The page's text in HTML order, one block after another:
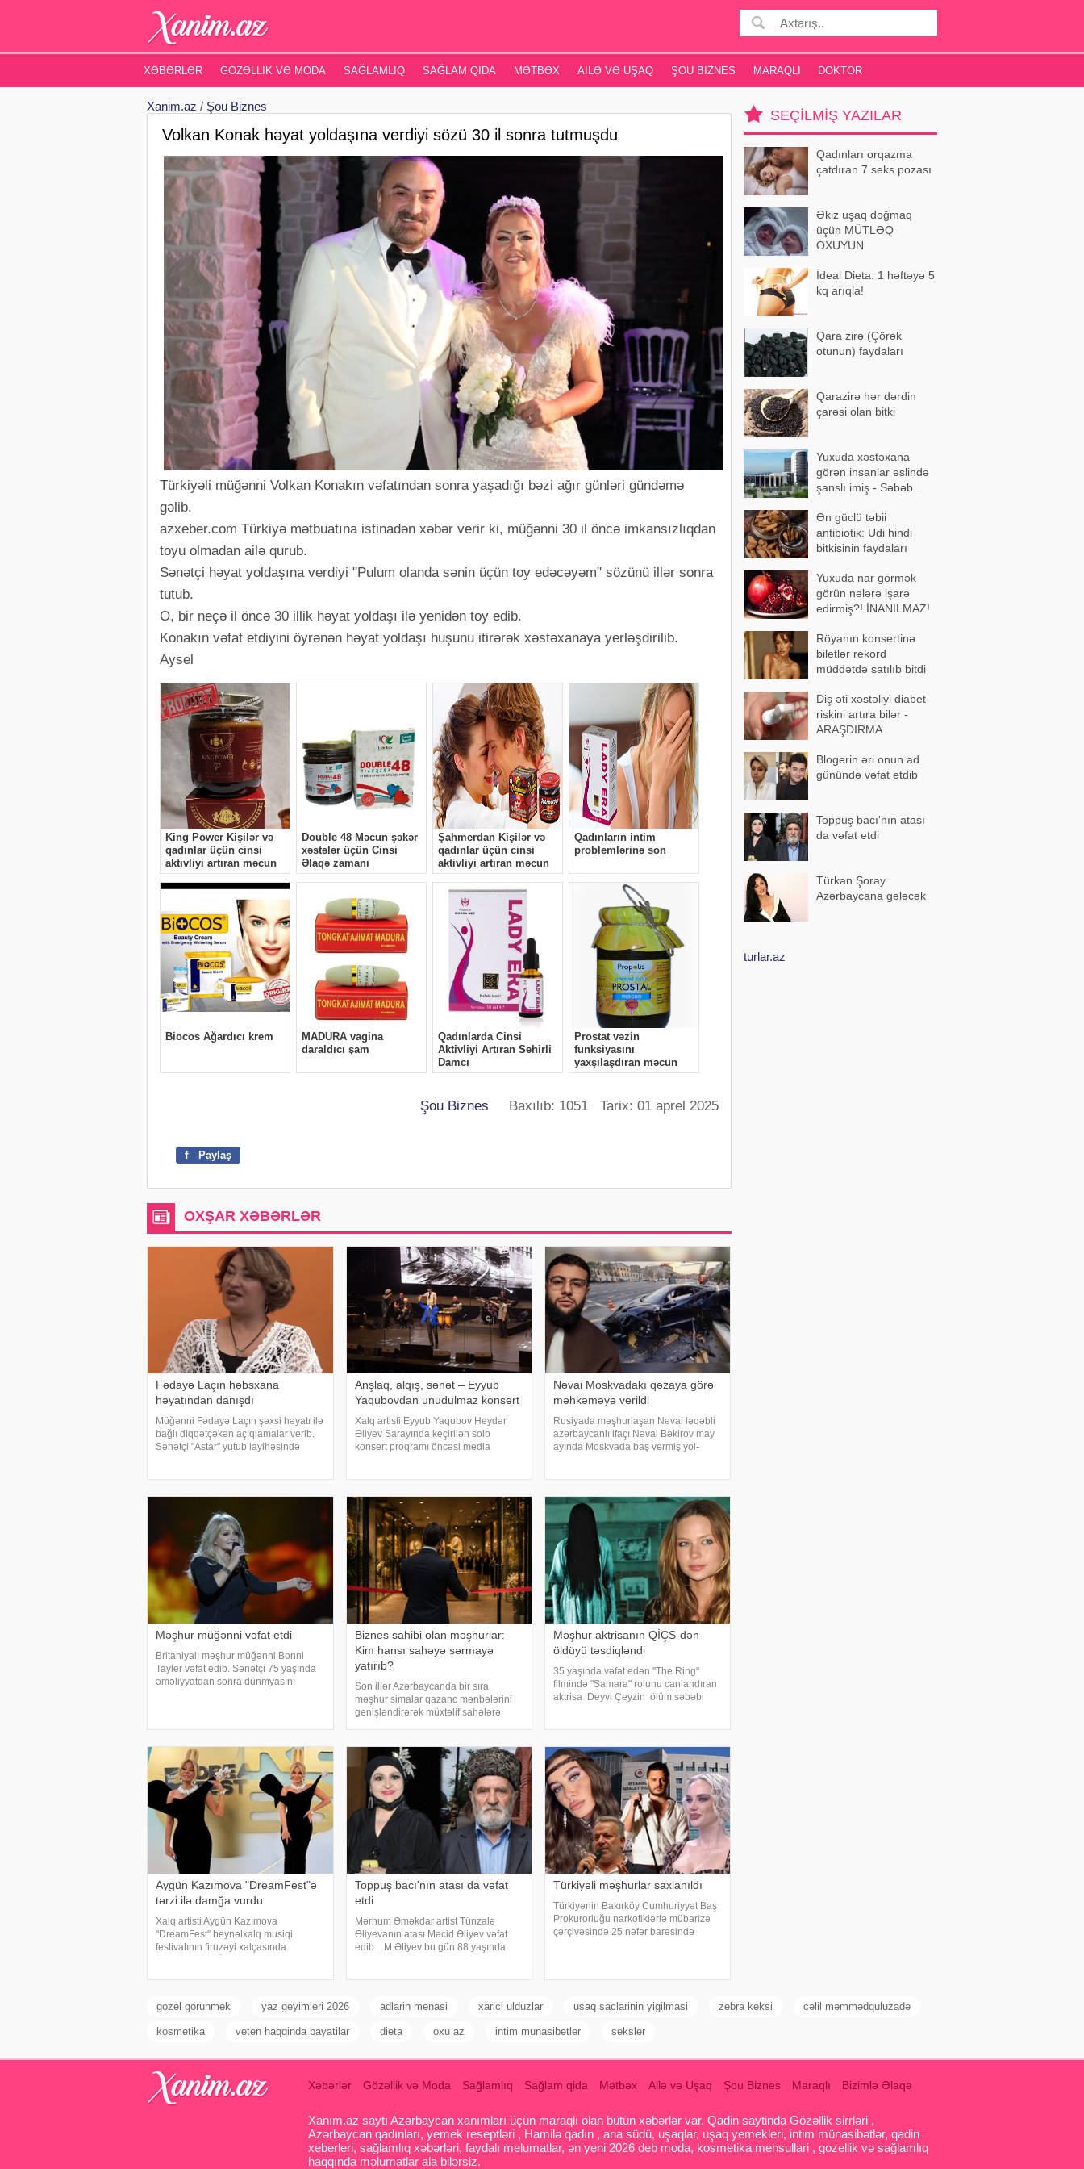
XƏBƏRLƏR GÖZƏLLIK VƏ MODA SAĞLAMLIQ SAĞLAM QIDA MƏTBƏX AILƏ VƏ UŞAQ ŞOU BIZNES MARAQLI DOKTOR
Xanim.az / Şou Biznes
Volkan Konak həyat yoldaşına verdiyi sözü 30 il sonra tutmuşdu
Türkiyəli müğənni Volkan Konakın vəfatından sonra yaşadığı bəzi ağır günləri gündəmə
gəlib.
azxeber.com Türkiyə mətbuatına istinadən xəbər verir ki, müğənni 30 il öncə imkansızlıqdan
toyu olmadan ailə qurub.
Sənətçi həyat yoldaşına verdiyi "Pulum olanda sənin üçün toy edəcəyəm" sözünü illər sonra
tutub.
O, bir neçə il öncə 30 illik həyat yoldaşı ilə yenidən toy edib.
Konakın vəfat etdiyini öyrənən həyat yoldaşı huşunu itirərək xəstəxanaya yerləşdirilib.
Aysel
Şou Biznes Baxılıb: 1051 Tarix: 01 aprel 2025
f Paylaş
OXŞAR XƏBƏRLƏR
Fədayə Laçın həbsxana
həyatından danışdı
Müğənni Fədayə Laçın şəxsi həyatı ilə
bağlı diqqətçəkən açıqlamalar verib.
Sənətçi "Astar" yutub layihəsində
valideynlər
Anşlaq, alqış, sənət – Eyyub
Yaqubovdan unudulmaz konsert
Xalq artisti Eyyub Yaqubov Heydər
Əliyev Sarayında keçirilən solo
konsert proqramı öncəsi media
sənətkarın sözlərin
Nəvai Moskvadakı qəzaya görə
məhkəməyə verildi
Rusiyada məşhurlaşan Nəvai ləqəbli
azərbaycanlı ifaçı Nəvai Bəkirov may
ayında Moskvada baş vermiş yol-
məlumat yayıb
Məşhur müğənni vəfat etdi
Britaniyalı məşhur müğənni Bonni
Tayler vəfat edib. Sənətçi 75 yaşında
əməliyyatdan sonra dünmyasını
Biznes sahibi olan məşhurlar:
Kim hansı sahəyə sərmayə
yatırıb?
Son illər Azərbaycanda bir sıra
məşhur simalar qazanc mənbələrini
genişləndirərək müxtəlif sahələrə
sektorunda fəaliyyət göstərən, öz
adları il
Məşhur aktrisanın QİÇS-dən
öldüyü təsdiqləndi
35 yaşında vəfat edən "The Ring"
filmində "Samara" rolunu canlandıran
aktrisa Deyvi Çeyzin ölüm səbəbi
Aygün Kazımova "DreamFest"ə
tərzi ilə damğa vurdu
Xalq artisti Aygün Kazımova
"DreamFest" beynəlxalq musiqi
festivalının firuzəyi xalçasında
Toppuş bacı'nın atası da vəfat
etdi
Mərhum Əməkdar artist Tünzalə
Əliyevanın atası Məcid Əliyev vəfat
edib. . M.Əliyev bu gün 88 yaşında
Türkiyəli məşhurlar saxlanıldı
Türkiyənin Bakırköy Cumhuriyyət Baş
Prokurorluğu narkotiklərlə mübarizə
çərçivəsində 25 nəfər barəsində
Əməliyya
SEÇILMIŞ YAZILAR
Qadınları orqazma
çatdıran 7 seks pozası
Əkiz uşaq doğmaq
üçün MÜTLƏQ
OXUYUN
İdeal Dieta: 1 həftəyə 5
kq arıqla!
Qara zirə (Çörək
otunun) faydaları
Qarazirə hər dərdin
çarəsi olan bitki
Yuxuda xəstəxana
görən insanlar əslində
şanslı imiş - Səbəb...
Ən güclü təbii
antibiotik: Udi hindi
bitkisinin faydaları
Yuxuda nar görmək
görün nələrə işarə
edirmiş?! İNANILMAZ!
Röyanın konsertinə
biletlər rekord
müddətdə satılıb bitdi
Diş əti xəstəliyi diabet
riskini artıra bilər -
ARAŞDIRMA
Blogerin əri onun ad
günündə vəfat etdib
Toppuş bacı'nın atası
da vəfat etdi
Türkan Şoray
Azərbaycana gələcək
turlar.az
gozel gorunmek yaz geyimleri 2026 adlarin menasi xarici ulduzlar usaq saclarinin yigilmasi zebra keksi cəlil məmmədquluzadə
kosmetika veten haqqinda bayatilar dieta oxu az intim munasibetler seksler
Xəbərlər Gözəllik və Moda Sağlamlıq Sağlam qida Mətbəx Ailə və Uşaq Şou Biznes Maraqlı Bizimlə Əlaqə
Xanım.az saytı Azərbaycan xanımları üçün maraqlı olan bütün xəbərlər var. Qadin saytinda Gözəllik sirrləri ,
Azərbaycan qadınları, yemek reseptləri , Hamilə qadın , ana südü, uşaqlar, uşaq yemekleri, intim münasibətlər, qadin
xeberleri, sağlamlıq xəbərləri, faydalı melumatlar, ən yeni 2026 deb moda, kosmetika mehsullari , gozellik və sağlamlıq
haqqında məlumatlar ala bilərsiz.